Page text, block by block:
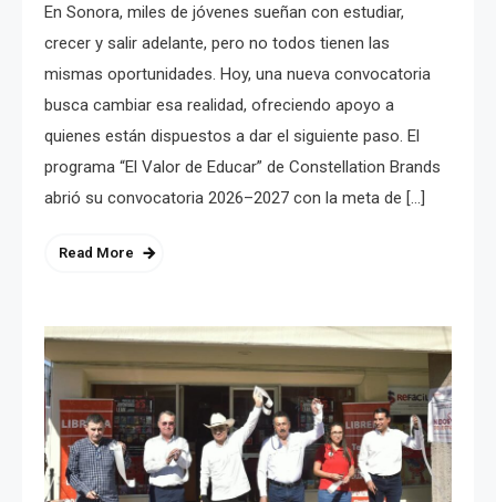
En Sonora, miles de jóvenes sueñan con estudiar,
crecer y salir adelante, pero no todos tienen las
mismas oportunidades. Hoy, una nueva convocatoria
busca cambiar esa realidad, ofreciendo apoyo a
quienes están dispuestos a dar el siguiente paso. El
programa “El Valor de Educar” de Constellation Brands
abrió su convocatoria 2026–2027 con la meta de […]
Read More